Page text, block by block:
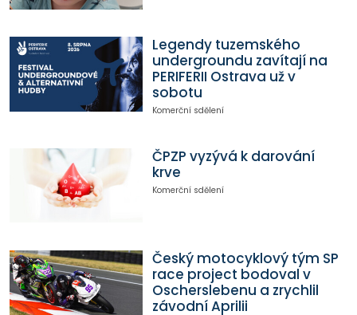
Legendy tuzemského
undergroundu zavítají na
PERIFERII Ostrava už v
sobotu
Komerční sdělení
ČPZP vyzývá k darování
krve
Komerční sdělení
Český motocyklový tým SP
race project bodoval v
Oscherslebenu a zrychlil
závodní Aprilii